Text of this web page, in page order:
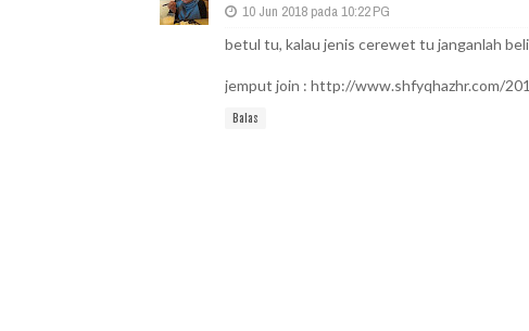
10 Jun 2018 pada 10:22 PG
betul tu, kalau jenis cerewet tu janganlah
jemput join : http://www.shfyqhazhr.com/
Balas